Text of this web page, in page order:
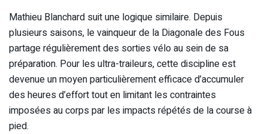
Mathieu Blanchard suit une logique similaire. Depuis
plusieurs saisons, le vainqueur de la Diagonale des Fous
partage régulièrement des sorties vélo au sein de sa
préparation. Pour les ultra-traileurs, cette discipline est
devenue un moyen particulièrement efficace d’accumuler
des heures d’effort tout en limitant les contraintes
imposées au corps par les impacts répétés de la course à
pied.